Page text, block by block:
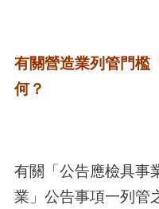
有關營造業列管門檻
何？
有關「公告應檢具事
業」公告事項一列管